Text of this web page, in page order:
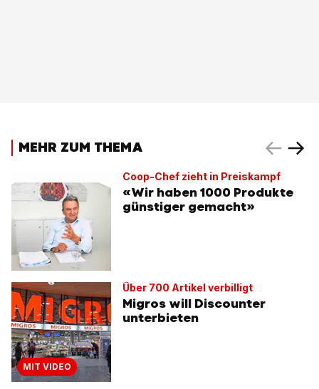
MEHR ZUM THEMA
Coop-Chef zieht in Preiskampf
«Wir haben 1000 Produkte
günstiger gemacht»
MIT VIDEO
Über 700 Artikel verbilligt
Migros will Discounter
unterbieten